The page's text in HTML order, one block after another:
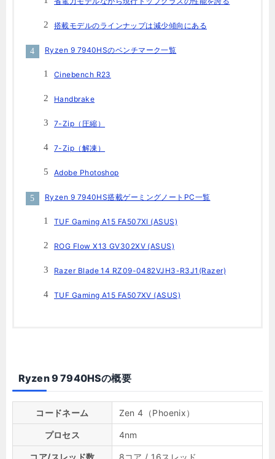
搭載モデルのラインナップは減少傾向にある
Ryzen 9 7940HSのベンチマーク一覧
Cinebench R23
Handbrake
7-Zip（圧縮）
7-Zip（解凍）
Adobe Photoshop
Ryzen 9 7940HS搭載ゲーミングノートPC一覧
TUF Gaming A15 FA507XI (ASUS)
ROG Flow X13 GV302XV (ASUS)
Razer Blade 14 RZ09-0482VJH3-R3J1(Razer)
TUF Gaming A15 FA507XV (ASUS)
Ryzen 9 7940HSの概要
コードネーム Zen 4（Phoenix）
プロセス 4nm